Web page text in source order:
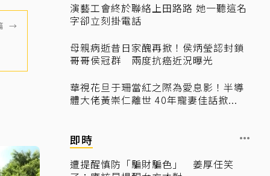
→
演藝工會終於聯絡上田路路 她一聽這名
字卻立刻掛電話
母親病逝昔日家醜再掀！侯炳瑩認封鎖
哥哥侯冠群 兩度抗癌近況曝光
華視花旦于珊當紅之際為愛息影！半導
體大佬黃崇仁離世 40年寵妻佳話掀...
即時
遭提醒慎防「騙財騙色」 姜厚任笑